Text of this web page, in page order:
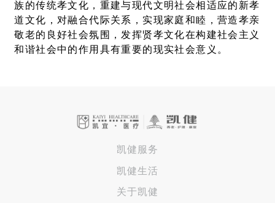
族的传统孝文化，重建与现代文明社会相适应的新孝
道文化，对融合代际关系，实现家庭和睦，营造孝亲
敬老的良好社会氛围，发挥贤孝文化在构建社会主义
和谐社会中的作用具有重要的现实社会意义。
凯健服务
凯健生活
关于凯健